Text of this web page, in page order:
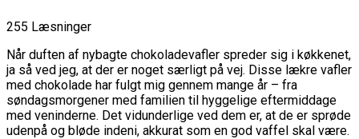
255 Læsninger
Når duften af nybagte chokoladevafler spreder sig i køkkenet,
ja så ved jeg, at der er noget særligt på vej. Disse lækre vafler
med chokolade har fulgt mig gennem mange år – fra
søndagsmorgener med familien til hyggelige eftermiddage
med veninderne. Det vidunderlige ved dem er, at de er sprøde
udenpå og bløde indeni, akkurat som en god vaffel skal være.